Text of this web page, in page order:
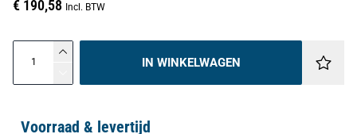
€ 190,58 Incl. BTW
IN WINKELWAGEN
Voorraad & levertijd